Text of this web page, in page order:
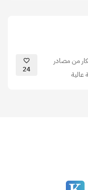
من مصادر
24